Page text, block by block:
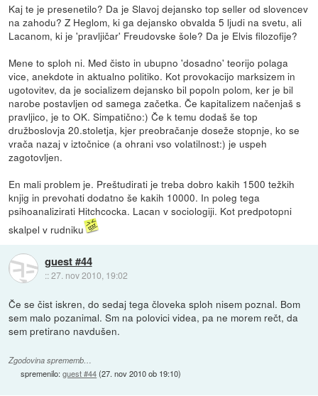
Kaj te je presenetilo? Da je Slavoj dejansko top seller od slovencev
na zahodu? Z Heglom, ki ga dejansko obvalda 5 ljudi na svetu, ali
Lacanom, ki je 'pravljičar' Freudovske šole? Da je Elvis filozofije?
Mene to sploh ni. Med čisto in ubupno 'dosadno' teorijo polaga
vice, anekdote in aktualno politiko. Kot provokacijo marksizem in
ugotovitev, da je socializem dejansko bil popoln polom, ker je bil
narobe postavljen od samega začetka. Če kapitalizem načenjaš s
pravljico, je to OK. Simpatično:) Če k temu dodaš še top
družboslovja 20.stoletja, kjer preobračanje doseže stopnje, ko se
vrača nazaj v iztočnice (a ohrani vso volatilnost:) je uspeh
zagotovljen.
En mali problem je. Preštudirati je treba dobro kakih 1500 težkih
knjig in prevohati dodatno še kakih 10000. In poleg tega
psihoanalizirati Hitchcocka. Lacan v sociologiji. Kot predpotopni
skalpel v rudniku
guest #44
::27. nov 2010, 19:02
Če se čist iskren, do sedaj tega človeka sploh nisem poznal. Bom
sem malo pozanimal. Sm na polovici videa, pa ne morem rečt, da
sem pretirano navdušen.
Zgodovina sprememb…
spremenilo:guest #44(27. nov 2010 ob 19:10)